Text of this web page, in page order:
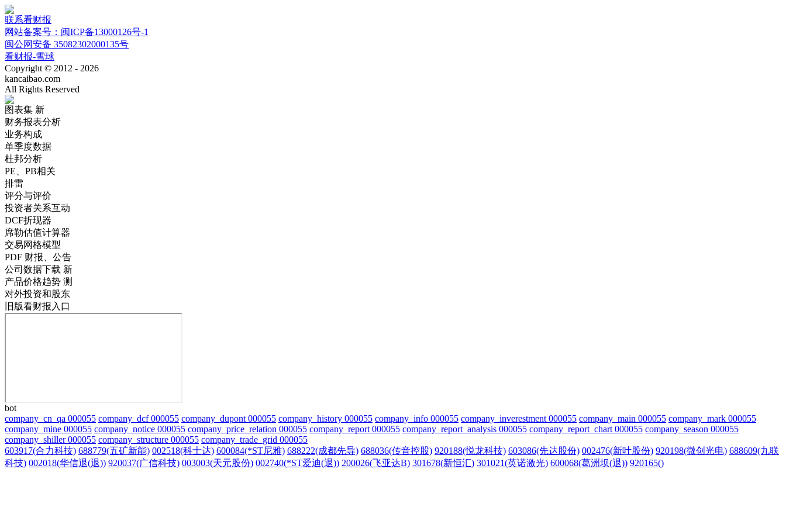
联系看财报
网站备案号：闽ICP备13000126号-1
闽公网安备 35082302000135号
看财报-雪球
Copyright © 2012 - 2026
kancaibao.com
All Rights Reserved
图表集 新
财务报表分析
业务构成
单季度数据
杜邦分析
PE、PB相关
排雷
评分与评价
投资者关系互动
DCF折现器
席勒估值计算器
交易网格模型
PDF 财报、公告
公司数据下载 新
产品价格趋势 测
对外投资和股东
旧版看财报入口
bot
company_cn_qa 000055 company_dcf 000055 company_dupont 000055 company_history 000055 company_info 000055 company_inverestment 000055 company_main 000055 company_mark 000055
company_mine 000055 company_notice 000055 company_price_relation 000055 company_report 000055 company_report_analysis 000055 company_report_chart 000055 company_season 000055
company_shiller 000055 company_structure 000055 company_trade_grid 000055
603917(合力科技) 688779(五矿新能) 002518(科士达) 600084(*ST尼雅) 688222(成都先导) 688036(传音控股) 920188(悦龙科技) 603086(先达股份) 002476(新叶股份) 920198(微创光电) 688609(九联
科技) 002018(华信退(退)) 920037(广信科技) 003003(天元股份) 002740(*ST爱迪(退)) 200026(飞亚达B) 301678(新恒汇) 301021(英诺激光) 600068(葛洲坝(退)) 920165()